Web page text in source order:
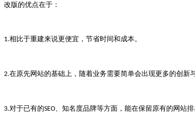
改版的优点在于：
1.相比于重建来说更便宜，节省时间和成本。
2.在原先网站的基础上，随着业务需要简单会出现更多的创新
3.对于已有的SEO 、知名度品牌等方面，能在保留原有的网站